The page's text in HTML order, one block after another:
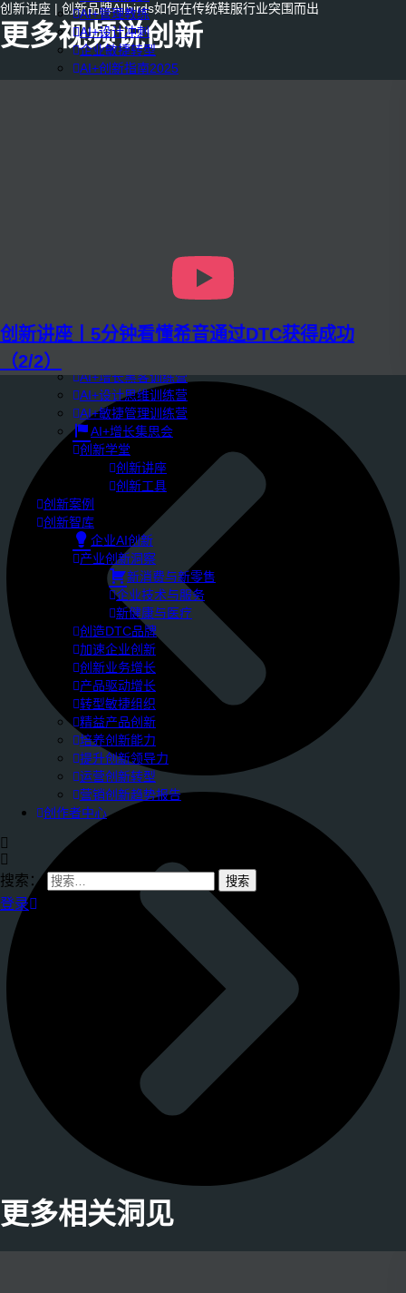
AI+管理教练
AI+设计冲刺
企业敏捷转型
AI+创新指南2025
导入创新运营
AI+增长战略工作坊
AI+品牌增长工作坊
AI+增长黑客训练营
AI+设计思维训练营
AI+敏捷管理训练营
AI+增长集思会
创新学堂
创新讲座
创新工具
创新案例
创新智库
企业AI创新
产业创新洞察
新消费与新零售
企业技术与服务
新健康与医疗
创造DTC品牌
加速企业创新
创新业务增长
产品驱动增长
转型敏捷组织
精益产品创新
培养创新能力
提升创新领导力
运营创新转型
营销创新趋势报告
创作者中心
搜索：
登录
创新讲座 | 创新品牌Allbirds如何在传统鞋服行业突围而出
更多视频说创新
创新讲座丨5分钟看懂希音通过DTC获得成功
（2/2）
更多相关洞见